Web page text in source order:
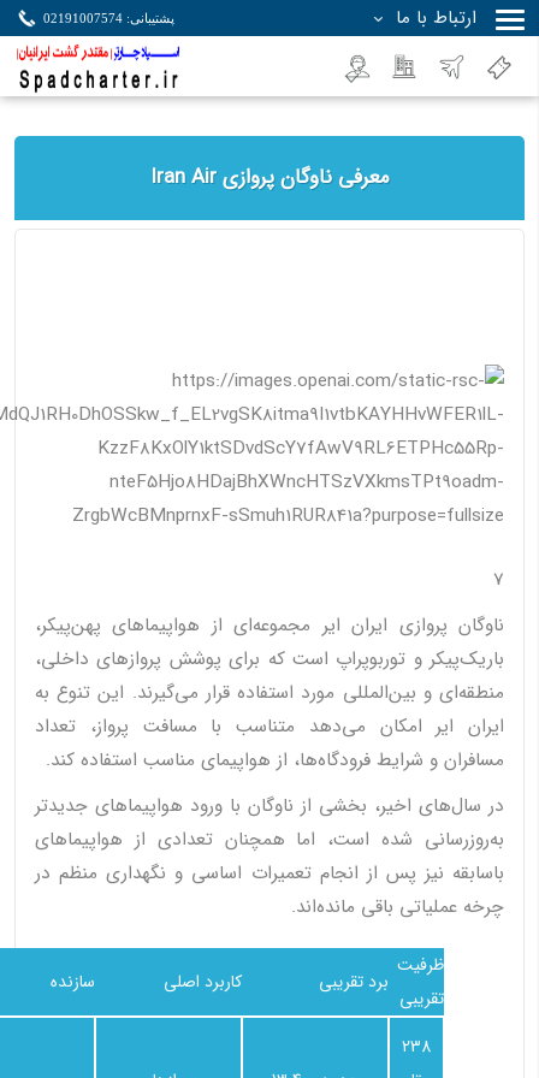
ارتباط با ما پشتیبانی: 02191007574
معرفی ناوگان پروازی Iran Air
7
ناوگان پروازی ایران ایر مجموعه‌ای از هواپیماهای پهن‌پیکر،
باریک‌پیکر و توربوپراپ است که برای پوشش پروازهای داخلی،
منطقه‌ای و بین‌المللی مورد استفاده قرار می‌گیرند. این تنوع به
ایران ایر امکان می‌دهد متناسب با مسافت پرواز، تعداد
مسافران و شرایط فرودگاه‌ها، از هواپیمای مناسب استفاده کند.
در سال‌های اخیر، بخشی از ناوگان با ورود هواپیماهای جدیدتر
به‌روزرسانی شده است، اما همچنان تعدادی از هواپیماهای
باسابقه نیز پس از انجام تعمیرات اساسی و نگهداری منظم در
چرخه عملیاتی باقی مانده‌اند.
سازنده کاربرد اصلی برد تقریبی
ظرفیت
تقریبی
238